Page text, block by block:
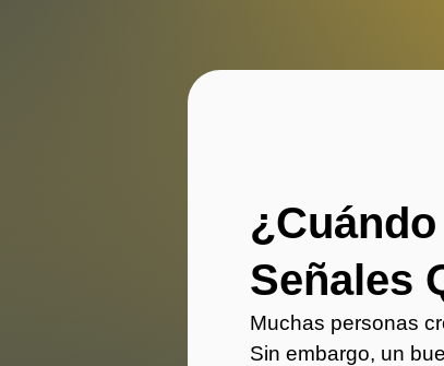
Señales
Muchas personas
Sin embargo, un